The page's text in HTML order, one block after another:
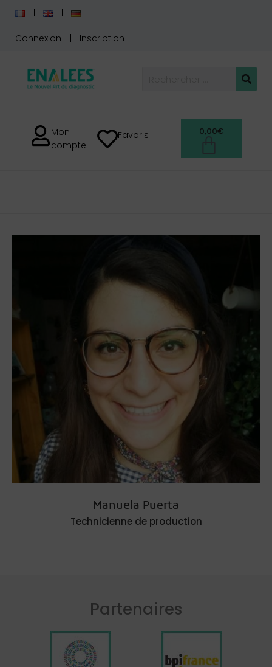
Connexion Inscription
Mon
compte
Favoris 0,00€
Manuela Puerta
Technicienne de production
Partenaires